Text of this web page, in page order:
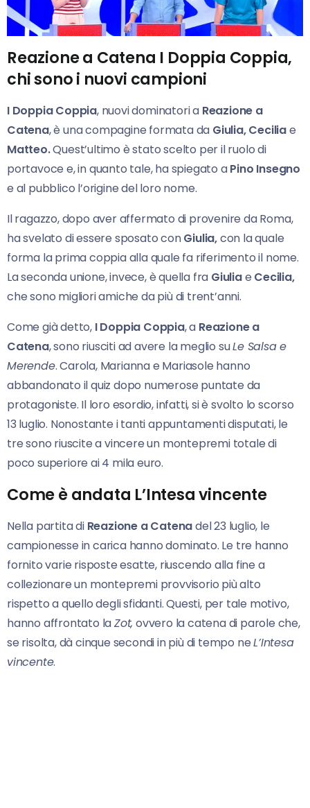
Reazione a Catena I Doppia Coppia,
chi sono i nuovi campioni
I Doppia Coppia, nuovi dominatori a Reazione a
Catena, è una compagine formata da Giulia, Ceciliae
Matteo.Quest’ultimo è stato scelto per il ruolo di
portavoce e, in quanto tale, ha spiegato aPino Insegno
e al pubblico l’origine del loro nome.
Il ragazzo, dopo aver affermato di provenire da Roma,
ha svelato di essere sposato conGiulia,con la quale
forma la prima coppia alla quale fa riferimento il nome.
La seconda unione, invece, è quella fra Giuliae Cecilia,
che sono migliori amiche da più di trent’anni.
Come già detto, I Doppia Coppia, a Reazione a
Catena, sono riusciti ad avere la meglio suLe Salsa e
Merende. Carola, Marianna e Mariasole hanno
abbandonato il quiz dopo numerose puntate da
protagoniste. Il loro esordio, infatti, si è svolto lo scorso
13 luglio. Nonostante i tanti appuntamenti disputati, le
tre sono riuscite a vincere un montepremi totale di
poco superiore ai 4 mila euro.
Come è andata L’Intesa vincente
Nella partita di Reazione a Catenadel 23 luglio, le
campionesse in carica hanno dominato. Le tre hanno
fornito varie risposte esatte, riuscendo alla fine a
collezionare un montepremi provvisorio più alto
rispetto a quello degli sfidanti. Questi, per tale motivo,
hanno affrontato laZot, ovvero la catena di parole che,
se risolta, dà cinque secondi in più di tempo neL’Intesa
vincente.